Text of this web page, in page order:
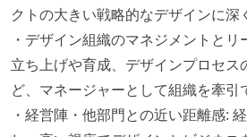
クトの大きい戦略的なデザインに深
・デザイン組織のマネジメントと
立ち上げや育成、デザインプロセス
ど、マネージャーとして組織を牽引
・経営陣・他部門との近い距離感: